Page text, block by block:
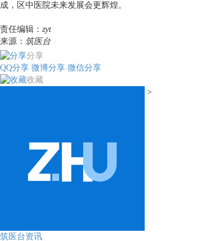
成，区中医院未来发展会更辉煌。
责任编辑： zyt
来源： 筑医台
分享
QQ分享 微博分享 微信分享
收藏
>
筑医台资讯